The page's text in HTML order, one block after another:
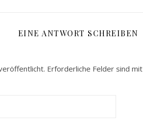
EINE ANTWORT SCHREIBEN
Erforderliche Felder sind mit